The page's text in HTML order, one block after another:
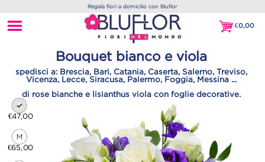
Regala fiori a domicilio con Bluflor
€0,00
€0,00
Bouquet bianco e viola
spedisci a: Brescia, Bari, Catania, Caserta, Salerno, Treviso,
Vicenza, Lecce, Siracusa, Palermo, Foggia, Messina ...
di rose bianche e lisianthus viola con foglie decorative.
€47,00
€65,00